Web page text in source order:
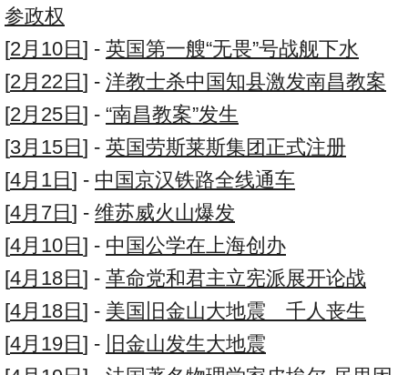
参政权
[2月10日 ] - 英国第一艘“无畏”号战舰下水
[2月22日 ] - 洋教士杀中国知县激发南昌教案
[2月25日 ] - “南昌教案”发生
[3月15日 ] - 英国劳斯莱斯集团正式注册
[4月1日 ] - 中国京汉铁路全线通车
[4月7日 ] - 维苏威火山爆发
[4月10日 ] - 中国公学在上海创办
[4月18日 ] - 革命党和君主立宪派展开论战
[4月18日 ] - 美国旧金山大地震 千人丧生
[4月19日 ] -
旧金山发生大地震